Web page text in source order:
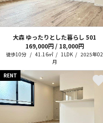
大森 ゆったりとした暮らし 501
169,000円 / 18,000円
徒歩10分 41.16㎡ 1LDK
2025年02
月
RENT